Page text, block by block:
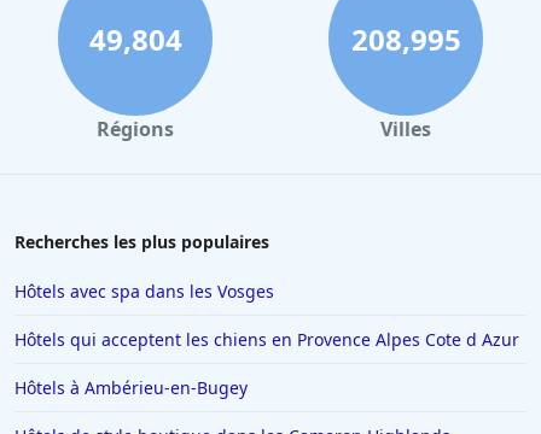
49,804
Régions
208,995
Villes
Recherches les plus populaires
Hôtels avec spa dans les Vosges
Hôtels qui acceptent les chiens en Provence Alpes Cote d Azur
Hôtels à Ambérieu-en-Bugey